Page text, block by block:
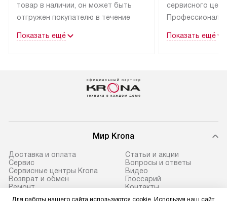
товар в наличии, он может быть
отгружен покупателю в течение
оплачивается дополнительно.
Возможна доставка товаров
Показать ещё
сервисного
эксплуатации
Показать ещё
Мир Krona
Доставка и оплата
Сервис
Сервисные центры Krona
Возврат и обмен
Ремонт
Статьи и акции
Вопросы и ответы
Видео
Глоссарий
Контакты
Для работы нашего сайта используются cookie. Используя наш сайт,